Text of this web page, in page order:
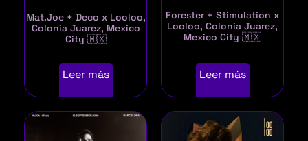
Mat.Joe + Deco x Looloo,
Colonia Juarez, Mexico
City 🇲🇽
Leer más
Forester + Stimulation x
Looloo, Colonia Juarez,
Mexico City 🇲🇽
Leer más